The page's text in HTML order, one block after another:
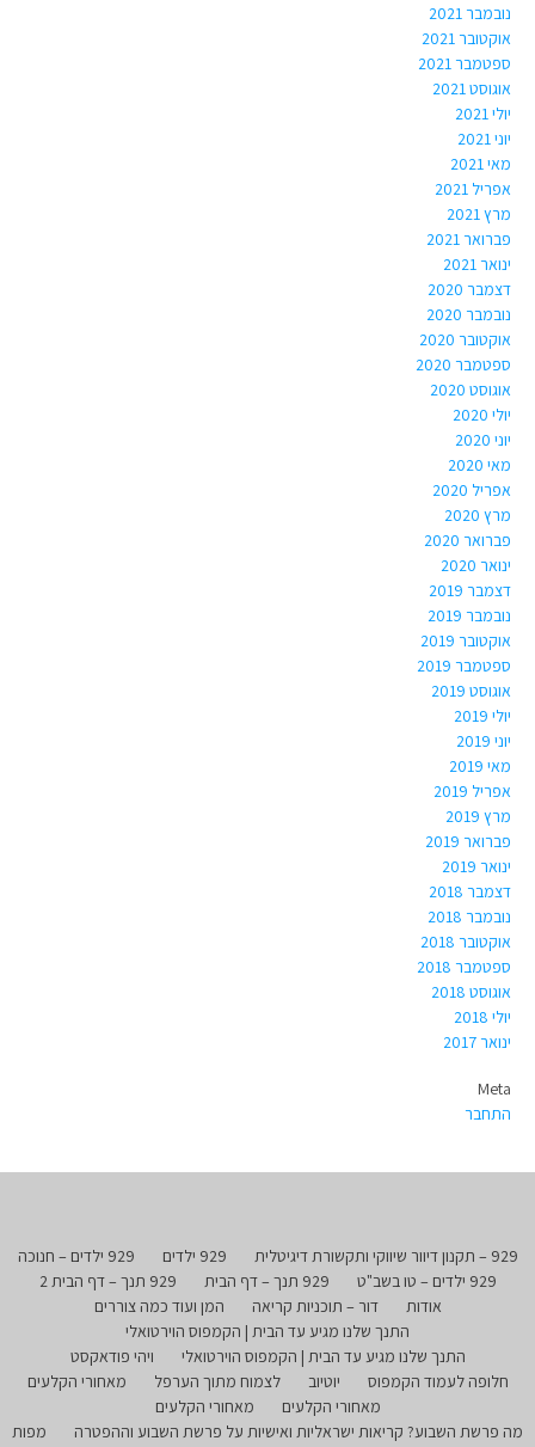
נובמבר 2021
אוקטובר 2021
ספטמבר 2021
אוגוסט 2021
יולי 2021
יוני 2021
מאי 2021
אפריל 2021
מרץ 2021
פברואר 2021
ינואר 2021
דצמבר 2020
נובמבר 2020
אוקטובר 2020
ספטמבר 2020
אוגוסט 2020
יולי 2020
יוני 2020
מאי 2020
אפריל 2020
מרץ 2020
פברואר 2020
ינואר 2020
דצמבר 2019
נובמבר 2019
אוקטובר 2019
ספטמבר 2019
אוגוסט 2019
יולי 2019
יוני 2019
מאי 2019
אפריל 2019
מרץ 2019
פברואר 2019
ינואר 2019
דצמבר 2018
נובמבר 2018
אוקטובר 2018
ספטמבר 2018
אוגוסט 2018
יולי 2018
ינואר 2017
Meta
התחבר
929 – תקנון דיוור שיווקי ותקשורת דיגיטלית 929 ילדים
929 ילדים – חנוכה
929 ילדים – טו בשב"ט
929 תנך – דף הבית
929 תנך – דף הבית 2
אודות
דור – תוכניות קריאה
המן ועוד כמה צוררים
התנך שלנו מגיע עד הבית | הקמפוס הוירטואלי
התנך שלנו מגיע עד הבית | הקמפוס הוירטואלי
ויהי פודאקסט
חלופה לעמוד הקמפוס
יוטיוב לצמוח מתוך הערפל
מאחורי הקלעים
מאחורי הקלעים
מאחורי הקלעים
מה פרשת השבוע? קריאות ישראליות ואישיות על פרשת השבוע וההפטרה
מפות